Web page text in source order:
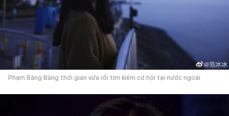
Phạm Băng Băng thời gian vừa rồi tìm kiếm cơ hội tại nước ngoài